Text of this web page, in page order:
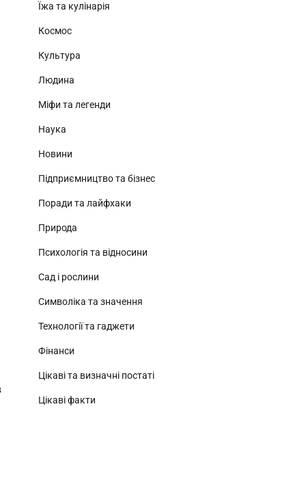
Їжа та кулінарія
Космос
Культура
Людина
Міфи та легенди
Наука
Новини
Підприємництво та бізнес
Поради та лайфхаки
Природа
Психологія та відносини
Сад і рослини
Символіка та значення
Технології та гаджети
Фінанси
Цікаві та визначні постаті
Цікаві факти